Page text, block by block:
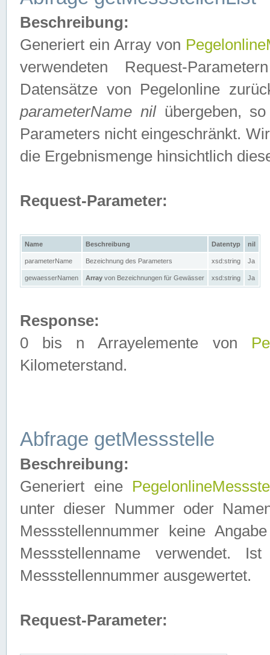
Beschreibung:
Generiert ein Array von
verwendeten Request-
Datensätze von Pegelonline
parameterName nilübergeben, so
Parameters nicht eingeschränkt.
die Ergebnismenge hinsichtlich
Request-Parameter:
Name Beschreibung Datentyp nil
parameterName Bezeichnung des Parameters xsd:string Ja
gewaesserNamen Array von Bezeichnungen für Gewässer xsd:string Ja
Response:
0 bis n Arrayelemente von
Kilometerstand.
Abfrage getMessstelle
Beschreibung:
Generiert eine
unter dieser Nummer oder
Messstellennummer keine
Messstellenname verwendet.
Messstellennummer ausgewertet.
Request-Parameter: